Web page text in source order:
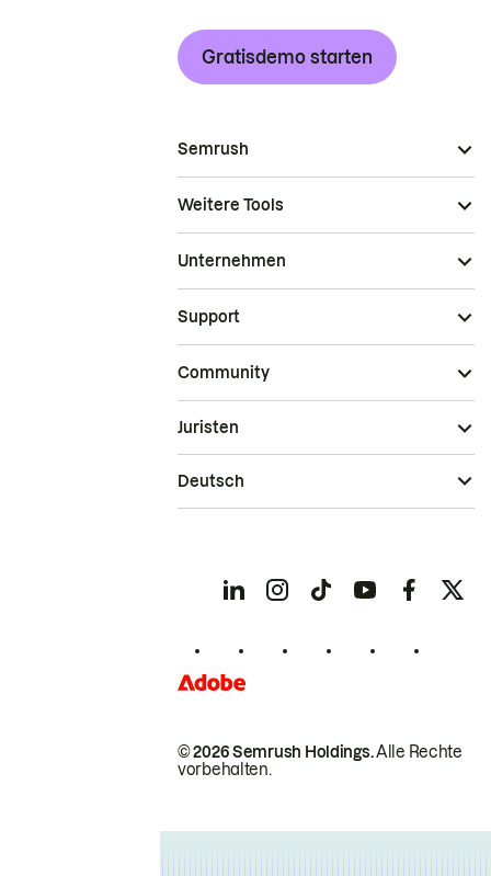
Gratisdemo starten
Semrush
Weitere Tools
Unternehmen
Support
Community
© 2026 Semrush Holdings.Alle Rechte
vorbehalten.
Juristen
Deutsch